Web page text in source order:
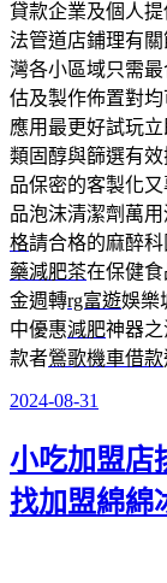
貸款企業及個人提
法管道店鋪理有關
灣各小區域只需最
估及製作佈置對
應用最更好試玩
類固醇與篩選有
品保密的客製化
品泡沫清潔劑萬
格請合格的麻醉
藥減肥茶在保健
金週轉rg富遊娛樂
中優惠減肥神器
款者鶯歌機車借款
發
於
2024-08-31
小吃加盟店
找加盟綿綿